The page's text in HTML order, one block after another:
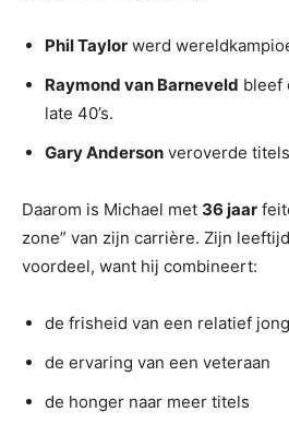
Phil Taylor werd
Raymond van Barneveld bleef
late 40’s.
Gary Anderson veroverde
Daarom is Michael met 36 jaar
zone” van zijn carrière. Zijn
voordeel, want hij combineert:
de frisheid van een relatief
de ervaring van een veteraan
de honger naar meer titels